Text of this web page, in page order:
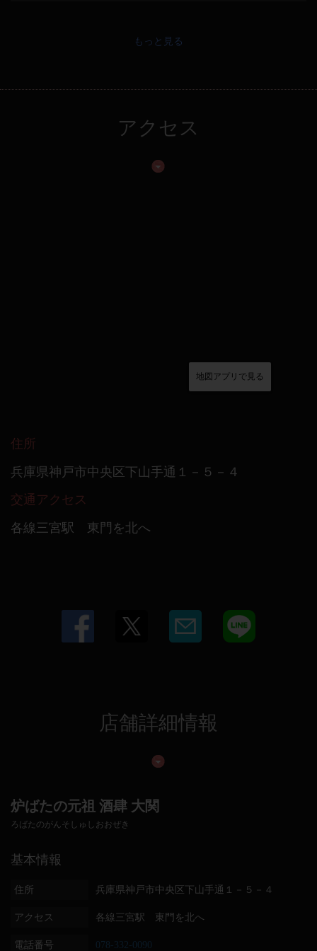
もっと見る
アクセス
地図アプリで見る
住所
兵庫県神戸市中央区下山手通１－５－４
交通アクセス
各線三宮駅 東門を北へ
店舗詳細情報
炉ばたの元祖 酒肆 大関
ろばたのがんそしゅしおおぜき
基本情報
住所 兵庫県神戸市中央区下山手通１－５－４
アクセス 各線三宮駅 東門を北へ
電話番号 078-332-0090